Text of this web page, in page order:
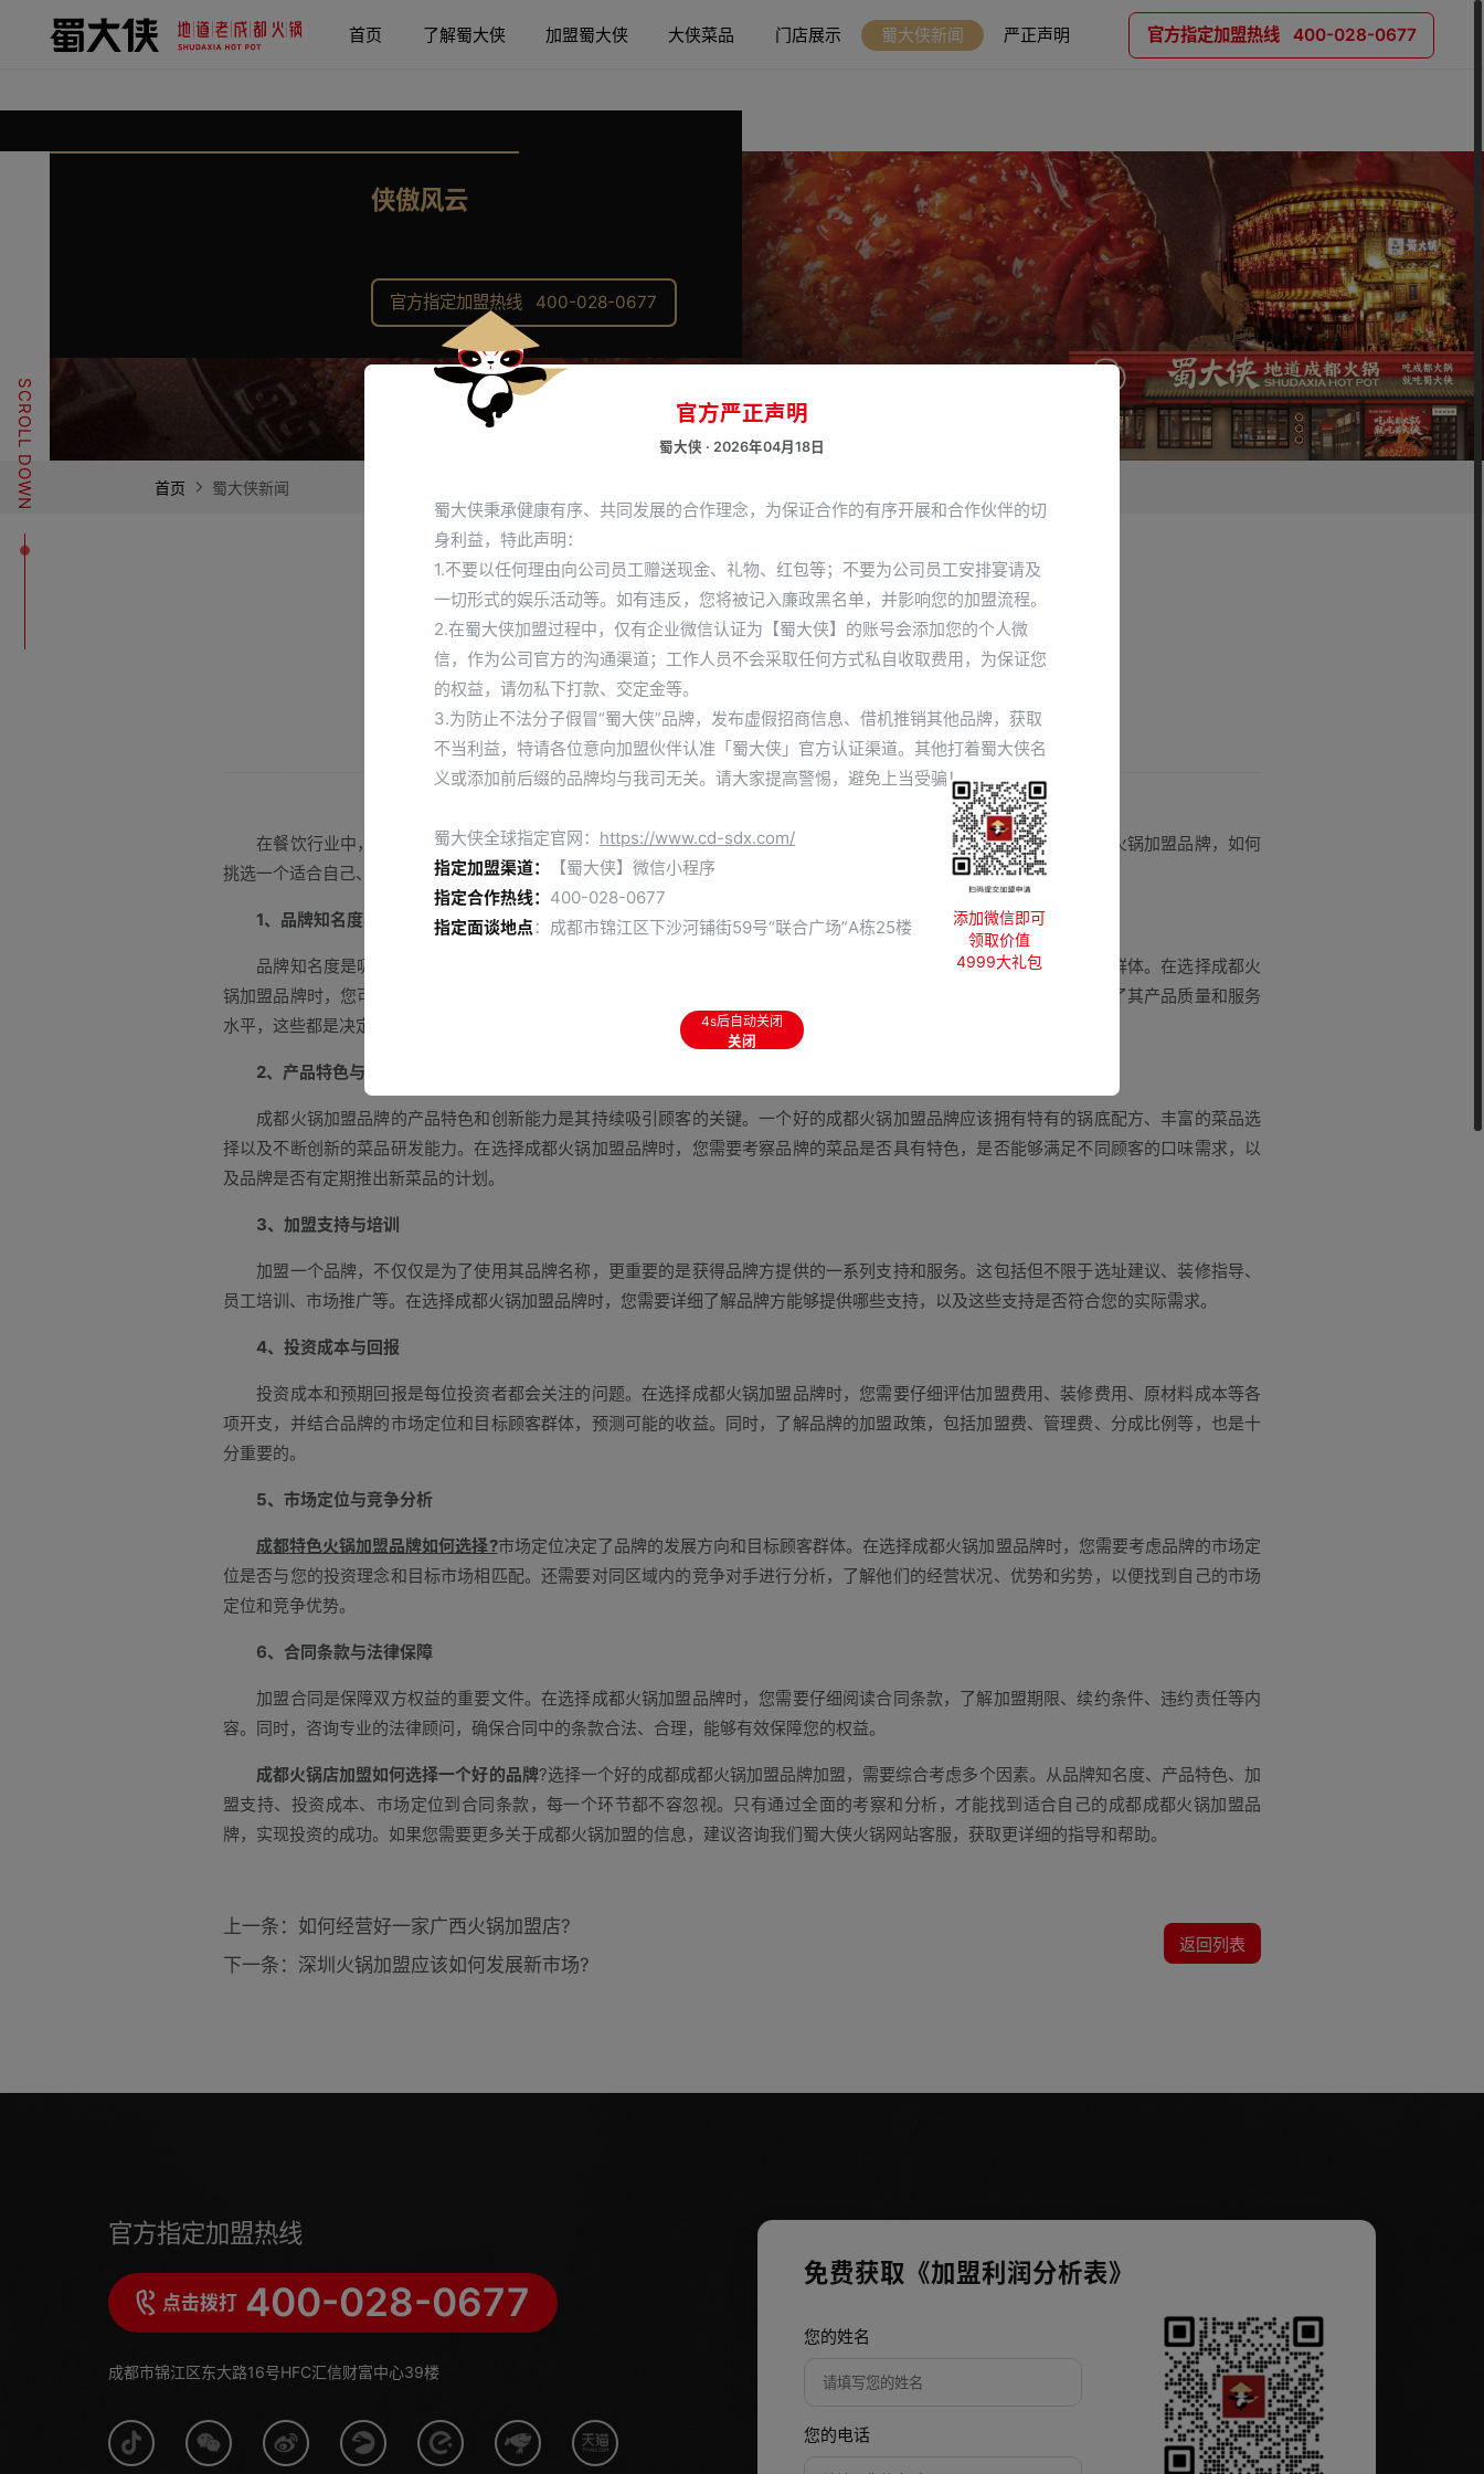
SCROLL DOWN
首页 了解蜀大侠 加盟蜀大侠 大侠菜品 门店展示 蜀大侠新闻 严正声明 官方指定加盟热线 400-028-0677
侠傲风云
官方指定加盟热线 400-028-0677
首页 蜀大侠新闻
成都火锅店加盟如何选择一个好的品牌
发布时间：2024-09-24
在餐饮行业中，火锅以其特有的魅力和广泛的受众基础，成为了投资者们青睐的对象。然而，面对市场上众多的成都火锅加盟品牌，如何
挑选一个适合自己、有潜力的品牌加盟，成为了投资者们面临的一大难题。那
成都火锅店加盟如何选择一个好的品牌?
1、品牌知名度与口碑
品牌知名度是吸引顾客的重要因素之一。一个知名度高的品牌，往往意味着它在市场上有着良好的口碑和稳定的顾客群体。在选择成都火
锅加盟品牌时，您可以通过网络搜索、询问朋友或实地考察等方式，了解品牌的市场评价和顾客反馈。品牌的口碑也反映了其产品质量和服务
水平，这些都是决定品牌成功与否的关键因素。
2、产品特色与创新
成都火锅加盟品牌的产品特色和创新能力是其持续吸引顾客的关键。一个好的成都火锅加盟品牌应该拥有特有的锅底配方、丰富的菜品选
择以及不断创新的菜品研发能力。在选择成都火锅加盟品牌时，您需要考察品牌的菜品是否具有特色，是否能够满足不同顾客的口味需求，以
及品牌是否有定期推出新菜品的计划。
3、加盟支持与培训
加盟一个品牌，不仅仅是为了使用其品牌名称，更重要的是获得品牌方提供的一系列支持和服务。这包括但不限于选址建议、装修指导、
员工培训、市场推广等。在选择成都火锅加盟品牌时，您需要详细了解品牌方能够提供哪些支持，以及这些支持是否符合您的实际需求。
4、投资成本与回报
投资成本和预期回报是每位投资者都会关注的问题。在选择成都火锅加盟品牌时，您需要仔细评估加盟费用、装修费用、原材料成本等各
项开支，并结合品牌的市场定位和目标顾客群体，预测可能的收益。同时，了解品牌的加盟政策，包括加盟费、管理费、分成比例等，也是十
分重要的。
5、市场定位与竞争分析
成都特色火锅加盟品牌如何选择?市场定位决定了品牌的发展方向和目标顾客群体。在选择成都火锅加盟品牌时，您需要考虑品牌的市场定
位是否与您的投资理念和目标市场相匹配。还需要对同区域内的竞争对手进行分析，了解他们的经营状况、优势和劣势，以便找到自己的市场
定位和竞争优势。
6、合同条款与法律保障
加盟合同是保障双方权益的重要文件。在选择成都火锅加盟品牌时，您需要仔细阅读合同条款，了解加盟期限、续约条件、违约责任等内
容。同时，咨询专业的法律顾问，确保合同中的条款合法、合理，能够有效保障您的权益。
成都火锅店加盟如何选择一个好的品牌?选择一个好的成都成都火锅加盟品牌加盟，需要综合考虑多个因素。从品牌知名度、产品特色、加
盟支持、投资成本、市场定位到合同条款，每一个环节都不容忽视。只有通过全面的考察和分析，才能找到适合自己的成都成都火锅加盟品
牌，实现投资的成功。如果您需要更多关于成都火锅加盟的信息，建议咨询我们蜀大侠火锅网站客服，获取更详细的指导和帮助。
上一条：如何经营好一家广西火锅加盟店?
下一条：深圳火锅加盟应该如何发展新市场?
返回列表
官方指定加盟热线
点击拨打 400-028-0677
成都市锦江区东大路16号HFC汇信财富中心39楼
免费获取《加盟利润分析表》
您的姓名
您的电话
官方严正声明
蜀大侠 · 2026年04月18日
蜀大侠秉承健康有序、共同发展的合作理念，为保证合作的有序开展和合作伙伴的切
身利益，特此声明：
1.不要以任何理由向公司员工赠送现金、礼物、红包等；不要为公司员工安排宴请及
一切形式的娱乐活动等。如有违反，您将被记入廉政黑名单，并影响您的加盟流程。
2.在蜀大侠加盟过程中，仅有企业微信认证为【蜀大侠】的账号会添加您的个人微
信，作为公司官方的沟通渠道；工作人员不会采取任何方式私自收取费用，为保证您
的权益，请勿私下打款、交定金等。
3.为防止不法分子假冒“蜀大侠”品牌，发布虚假招商信息、借机推销其他品牌，获取
不当利益，特请各位意向加盟伙伴认准「蜀大侠」官方认证渠道。其他打着蜀大侠名
义或添加前后缀的品牌均与我司无关。请大家提高警惕，避免上当受骗！
蜀大侠全球指定官网： https://www.cd-sdx.com/
指定加盟渠道：
【蜀大侠】微信小程序
指定合作热线： 400-028-0677
指定面谈地点：成都市锦江区下沙河铺街59号“联合广场”A栋25楼
添加微信即可
领取价值
4999大礼包
3s后自动关闭
关闭